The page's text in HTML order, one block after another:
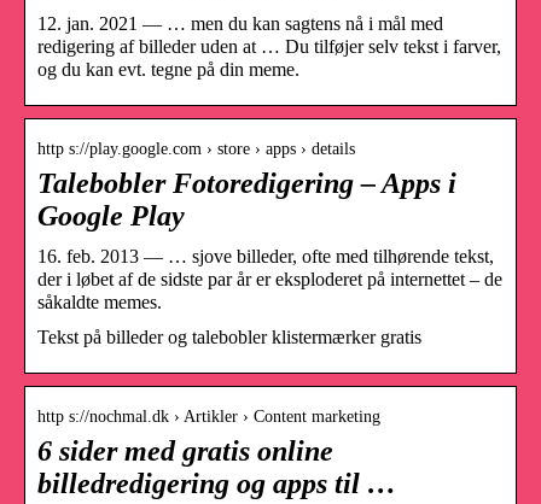
12. jan. 2021 — … men du kan sagtens nå i mål med
redigering af billeder uden at … Du tilføjer selv tekst i farver,
og du kan evt. tegne på din meme.
http s://play.google.com › store › apps › details
Talebobler Fotoredigering – Apps i
Google Play
16. feb. 2013 — … sjove billeder, ofte med tilhørende tekst,
der i løbet af de sidste par år er eksploderet på internettet – de
såkaldte memes.
Tekst på billeder og talebobler klistermærker gratis
http s://nochmal.dk › Artikler › Content marketing
6 sider med gratis online
billedredigering og apps til …